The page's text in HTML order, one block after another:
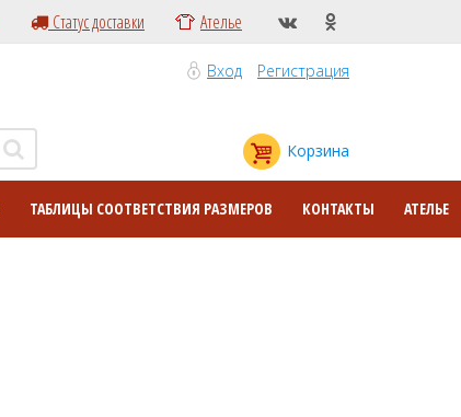
Статус доставки Ателье
Вход Регистрация
Корзина
ТАБЛИЦЫ СООТВЕТСТВИЯ РАЗМЕРОВ КОНТАКТЫ АТЕЛЬЕ